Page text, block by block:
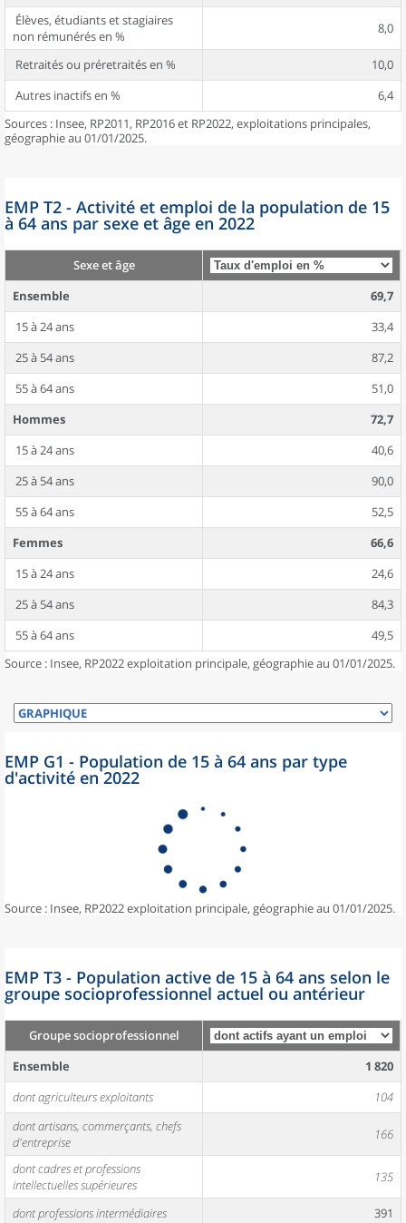
Élèves, étudiants et stagiaires
non rémunérés en %
8,0
Retraités ou préretraités en %
10,0
Autres inactifs en %
6,4
Sources : Insee, RP2011, RP2016 et RP2022, exploitations principales,
géographie au 01/01/2025.
EMP T2 - Activité et emploi de la population de 15
à 64 ans par sexe et âge en 2022
Sexe et âge
Ensemble
69,7
15 à 24 ans
33,4
25 à 54 ans
87,2
55 à 64 ans
51,0
Hommes
72,7
15 à 24 ans
40,6
25 à 54 ans
90,0
55 à 64 ans
52,5
Femmes
66,6
15 à 24 ans
24,6
25 à 54 ans
84,3
55 à 64 ans
49,5
Source : Insee, RP2022 exploitation principale, géographie au 01/01/2025.
EMP G1 - Population de 15 à 64 ans par type
d'activité en 2022
Source : Insee, RP2022 exploitation principale, géographie au 01/01/2025.
EMP T3 - Population active de 15 à 64 ans selon le
groupe socioprofessionnel actuel ou antérieur
Groupe socioprofessionnel
Ensemble
1 820
dont agriculteurs exploitants
104
dont artisans, commerçants, chefs
d'entreprise
166
dont cadres et professions
intellectuelles supérieures
135
dont professions intermédiaires 391